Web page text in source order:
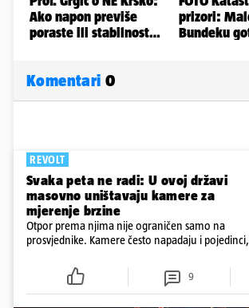
Komentari 0
REVOLT
Svaka peta ne radi: U ovoj državi
masovno uništavaju kamere za
mjerenje brzine
Otpor prema njima nije ograničen samo na
prosvjednike. Kamere često napadaju i pojedinci,
9